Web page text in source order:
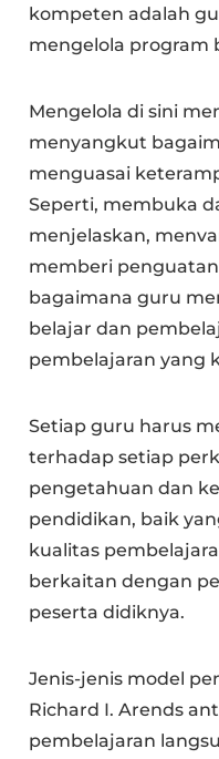
kompeten adalah
mengelola program
Mengelola di sini
menyangkut
menguasai
Seperti, membuka
menjelaskan,
memberi
bagaimana guru
belajar dan
pembelajaran yang
Setiap guru harus
terhadap setiap
pengetahuan dan
pendidikan, baik
kualitas
berkaitan dengan
peserta didiknya.
Jenis-jenis model
Richard I. Arends
pembelajaran